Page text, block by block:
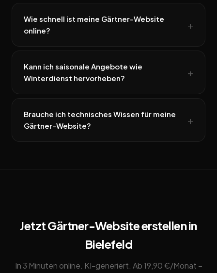
Wie schnell ist meine Gärtner-Website
online?
Kann ich saisonale Angebote wie
Winterdienst hervorheben?
Brauche ich technisches Wissen für meine
Gärtner-Website?
Jetzt Gärtner-Website erstellen in
Bielefeld
In 3 Minuten online. KI-generiert. Ab 19,90 €/Monat –